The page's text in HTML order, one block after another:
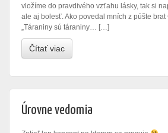
vložíme do pravdivého vzťahu lásky, tak si
ale aj bolesť. Ako povedal mních z púšte brat
„Táraniny sú táraniny… […]
Čítať viac
Úrovne vedomia